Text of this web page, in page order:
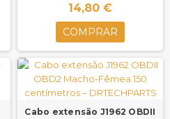
14,80 €
COMPRAR
Cabo extensão J1962 OBDII